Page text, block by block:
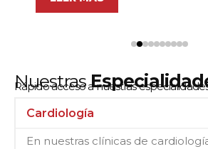
Nuestras
Rápido acceso a nuestras
Cardiología
En nuestras clínicas de